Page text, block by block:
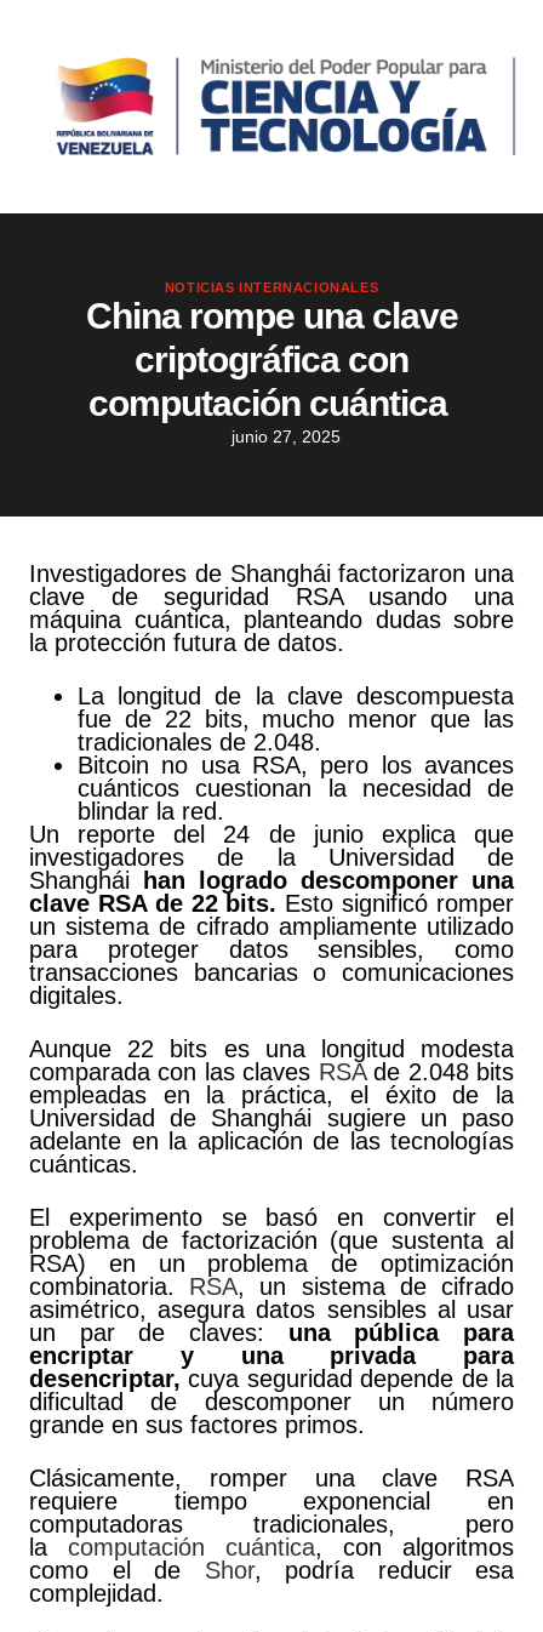
NOTICIAS INTERNACIONALES
China rompe una clave
criptográfica con
computación cuántica
junio 27, 2025
Investigadores de Shanghái factorizaron una
clave de seguridad RSA usando una
máquina cuántica, planteando dudas sobre
la protección futura de datos.
La longitud de la clave descompuesta
fue de 22 bits, mucho menor que las
tradicionales de 2.048.
Bitcoin no usa RSA, pero los avances
cuánticos cuestionan la necesidad de
blindar la red.
Un reporte del 24 de junio explica que
investigadores de la Universidad de
Shanghái
han logrado descomponer una
clave RSA de 22 bits. Esto significó romper
un sistema de cifrado ampliamente utilizado
para proteger datos sensibles, como
transacciones bancarias o comunicaciones
digitales.
Aunque 22 bits es una longitud modesta
comparada con las claves RSAde 2.048 bits
empleadas en la práctica, el éxito de la
Universidad de Shanghái sugiere un paso
adelante en la aplicación de las tecnologías
cuánticas.
El experimento se basó en convertir el
problema de factorización (que sustenta al
RSA) en un problema de optimización
combinatoria. RSA, un sistema de cifrado
asimétrico, asegura datos sensibles al usar
un par de claves: una pública para
encriptar y una privada para
desencriptar, cuya seguridad depende de la
dificultad de descomponer un número
grande en sus factores primos.
Clásicamente, romper una clave RSA
requiere tiempo exponencial en
computadoras tradicionales, pero
la computación cuántica, con algoritmos
como el de Shor, podría reducir esa
complejidad.